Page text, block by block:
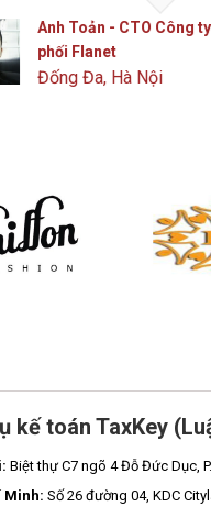
Anh Toản - CTO Công
phối Flanet
Đống Đa, Hà Nội
kế toán TaxKey
Biệt thự C7 ngõ 4 Đỗ Đức Dục,
Minh: Số 26 đường 04, KDC